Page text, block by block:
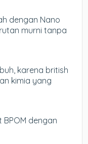
dengan Nano
murni tanpa
karena british
kimia yang
dengan